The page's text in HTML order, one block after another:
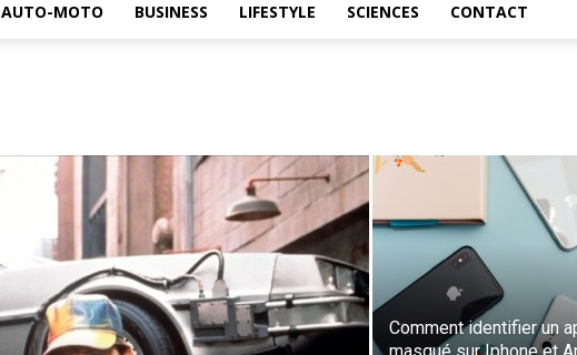
AUTO-MOTO BUSINESS LIFESTYLE SCIENCES CONTACT
Comment identifier un